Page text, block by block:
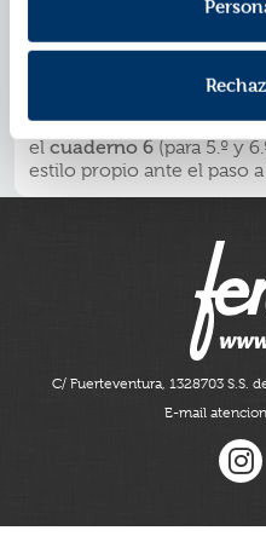
desarrollo educativo.
Primaria: loscuadernos 1,
adquisiciónde
laperfecciónortográfica y
el cuaderno 6 (para 5.º y
estilo propio ante el paso a
C/ Fuerteventura, 1328703 S.S.
E-mail